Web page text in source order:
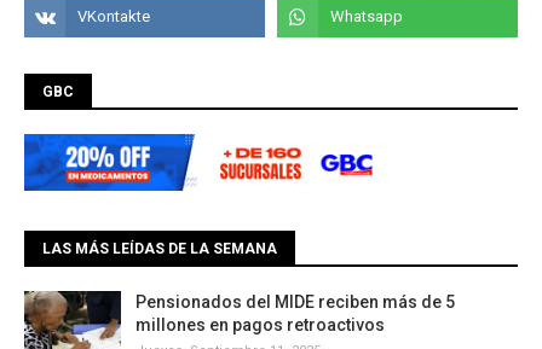
GBC
LAS MÁS LEÍDAS DE LA SEMANA
Pensionados del MIDE reciben más de 5
millones en pagos retroactivos